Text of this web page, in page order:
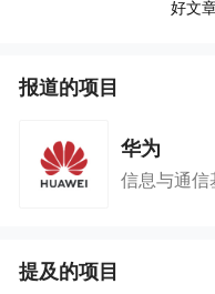
好文
报道的项目
华为
信息与通信
提及的项目